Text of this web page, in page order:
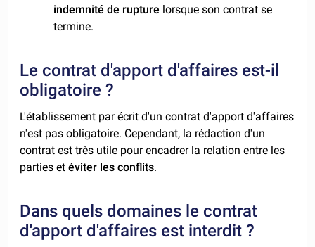
indemnité de rupture lorsque son contrat se
termine.
Le contrat d'apport d'affaires est-il
obligatoire ?
L'établissement par écrit d'un contrat d'apport d'affaires
n'est pas obligatoire. Cependant, la rédaction d'un
contrat est très utile pour encadrer la relation entre les
parties etéviter les conflits.
Dans quels domaines le contrat
d'apport d'affaires est interdit ?